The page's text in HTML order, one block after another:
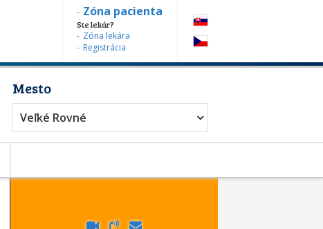
Zóna pacienta
Ste lekár?
Zóna lekára
Registrácia
Mesto
Veľké Rovné